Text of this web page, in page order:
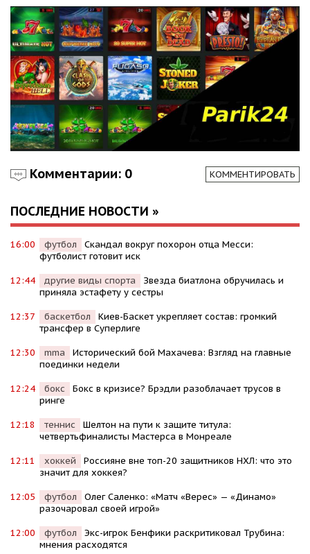
Комментарии: 0 КОММЕНТИРОВАТЬ
ПОСЛЕДНИЕ НОВОСТИ »
16:00 футбол
Скандал вокруг похорон отца Месси:
футболист готовит иск
12:44 другие виды спорта
Звезда биатлона обручилась и
приняла эстафету у сестры
12:37 баскетбол
Киев-Баскет укрепляет состав: громкий
трансфер в Суперлиге
12:30 mma
Исторический бой Махачева: Взгляд на главные
поединки недели
12:24 бокс
Бокс в кризисе? Брэдли разоблачает трусов в
ринге
12:18 теннис
Шелтон на пути к защите титула:
четвертьфиналисты Мастерса в Монреале
12:11 хоккей
Россияне вне топ-20 защитников НХЛ: что это
значит для хоккея?
12:05 футбол
Олег Саленко: «Матч «Верес» — «Динамо»
разочаровал своей игрой»
12:00 футбол
Экс-игрок Бенфики раскритиковал Трубина:
мнения расходятся